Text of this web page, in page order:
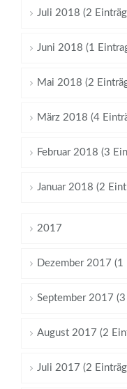
Juli 2018 (2
Juni 2018 (1
Mai 2018 (2
März 2018 (4
Februar 2018 (3
Januar 2018 (2
2017
Dezember 2017 (1
September 2017
August 2017 (2
Juli 2017 (2